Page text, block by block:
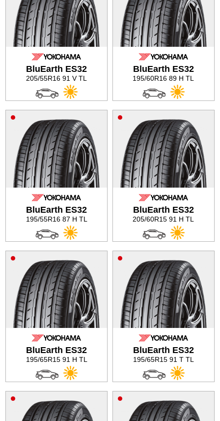
BluEarth ES32
205/55R16 91 V TL
BluEarth ES32
195/60R16 89 H TL
BluEarth ES32
195/55R16 87 H TL
BluEarth ES32
205/60R15 91 H TL
BluEarth ES32
195/65R15 91 H TL
BluEarth ES32
195/65R15 91 T TL